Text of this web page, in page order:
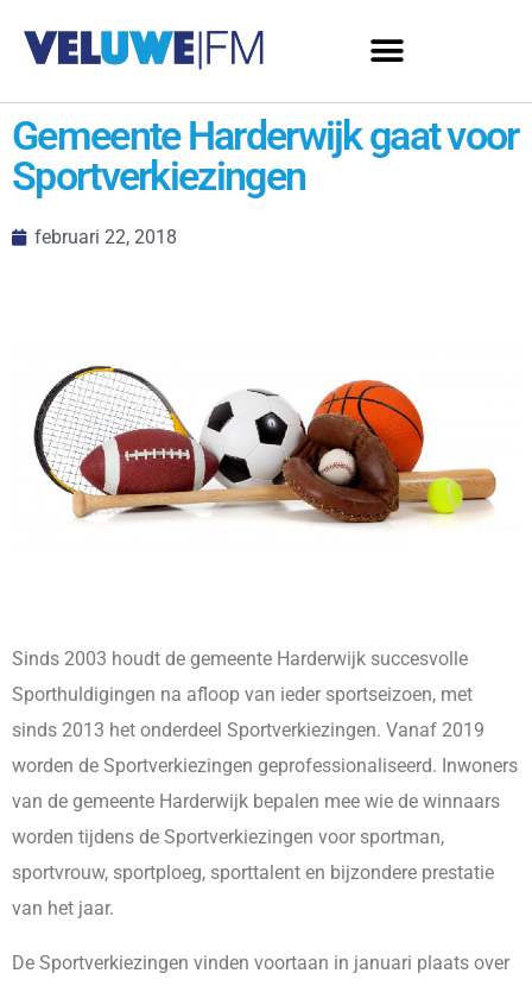
Gemeente Harderwijk gaat voor
Sportverkiezingen
februari 22, 2018
Sinds 2003 houdt de gemeente Harderwijk succesvolle
Sporthuldigingen na afloop van ieder sportseizoen, met
sinds 2013 het onderdeel Sportverkiezingen. Vanaf 2019
worden de Sportverkiezingen geprofessionaliseerd. Inwoners
van de gemeente Harderwijk bepalen mee wie de winnaars
worden tijdens de Sportverkiezingen voor sportman,
sportvrouw, sportploeg, sporttalent en bijzondere prestatie
van het jaar.
De Sportverkiezingen vinden voortaan in januari plaats over